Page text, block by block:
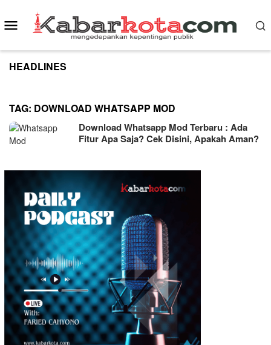
to
content
Mobile
Menu
HEADLINES
TAG: DOWNLOAD WHATSAPP MOD
Download Whatsapp Mod Terbaru : Ada
Fitur Apa Saja? Cek Disini, Apakah Aman?